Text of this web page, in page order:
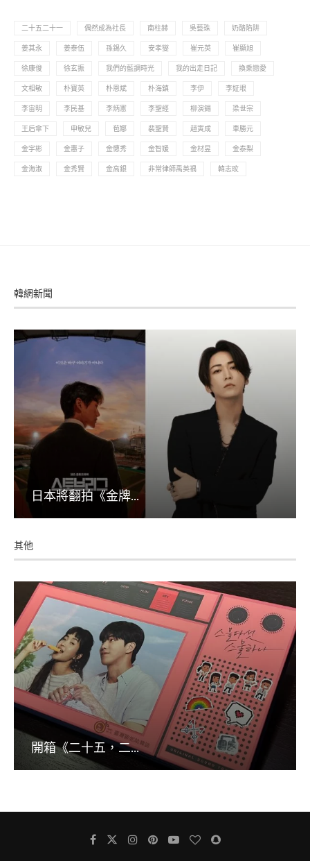
二十五二十一 偶然成為社長 南柱赫 吳藝珠 奶酪陷阱
姜其永 姜泰伍 孫錫久 安孝燮 崔元英 崔顯旭
徐康俊 徐玄振 我們的藍調時光 我的出走日記 換乘戀愛
文相敏 朴寶英 朴恩斌 朴海鎮 李伊 李姃垠
李宙明 李民基 李炳憲 李聖經 柳演錫 梁世宗
王后傘下 申敏兒 苞娜 裴聖賢 趙寅成 車勝元
金宇彬 金惠子 金憓秀 金智媛 金材昱 金泰梨
金海淑 金秀賢 金高銀 非常律師禹英禑 韓志旼
韓網新聞
日本將翻拍《金牌...
其他
開箱《二十五，二...